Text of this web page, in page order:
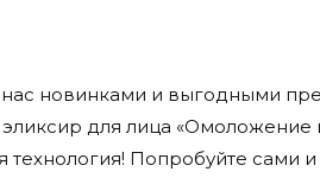
новинками и выгодными
для лица «Омоложение
Попробуйте сами